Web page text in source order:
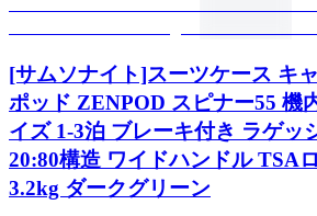
[サムソナイト]スーツケース キ
ポッド ZENPOD スピナー55 機
イズ 1-3泊 ブレーキ付き ラゲッ
20:80構造 ワイドハンドル TSA
3.2kg ダークグリーン